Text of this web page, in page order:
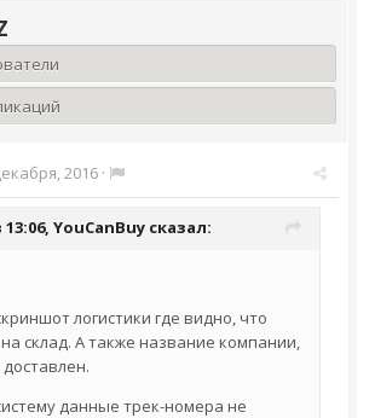
2016 ·
13:06, YouCanBuy сказал:
логистики где видно, что
склад. А также название компании,
данные трек-номера не